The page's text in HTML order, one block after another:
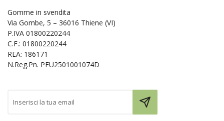
Gomme in svendita
Via Gombe, 5 – 36016 Thiene (VI)
P.IVA 01800220244
C.F.: 01800220244
REA: 186171
N.Reg.Pn. PFU2501001074D